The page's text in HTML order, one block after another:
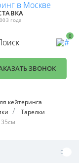
года
0
ЗВОНОК
кейтеринга
Тарелки